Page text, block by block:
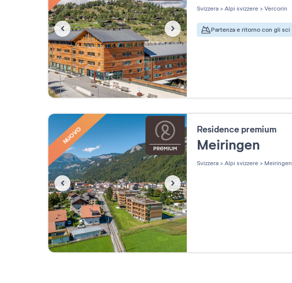
Svizzera > Alpi svizzere > Vercorin
Partenza e ritorno con gli sci
NUOVO Residence premium
Meiringen
Svizzera > Alpi svizzere > Meiringen